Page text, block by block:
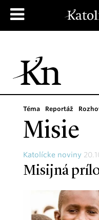
Téma Reportáž
Misie
Katolícke noviny
Misijná